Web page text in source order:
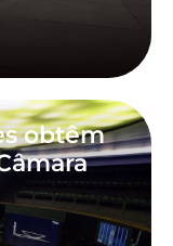
obtêm